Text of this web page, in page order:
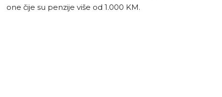
one čije su penzije više od 1.000 KM.